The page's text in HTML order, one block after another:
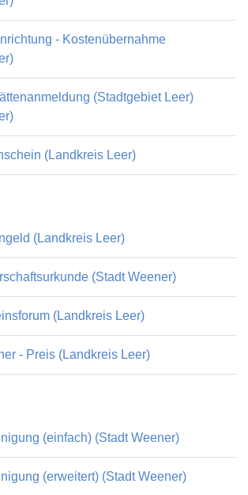
- Kostenübernahme
(Stadtgebiet Leer)
(Landkreis Leer)
(Landkreis Leer)
(Stadt Weener)
(Landkreis Leer)
- Preis (Landkreis Leer)
(einfach) (Stadt Weener)
(erweitert) (Stadt Weener)